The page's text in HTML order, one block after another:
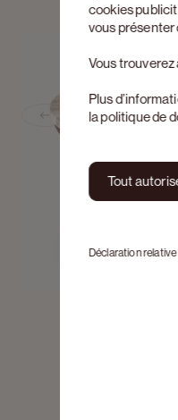
cookies
vous présenter
Vous trouverez
Plus
la politique de
Tout
Déclaration
Previous slide